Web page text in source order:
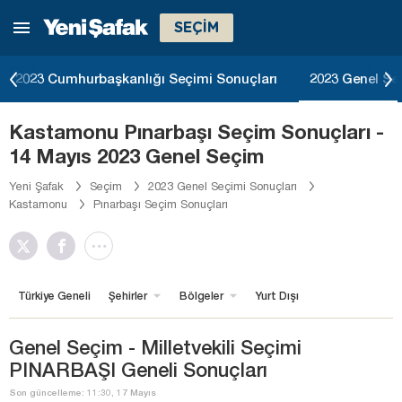
SEÇİM
2023 Cumhurbaşkanlığı Seçimi Sonuçları 2023 Genel
Kastamonu Pınarbaşı Seçim Sonuçları -
14 Mayıs 2023 Genel Seçim
Yeni Şafak Seçim
2023 Genel Seçimi Sonuçları
Kastamonu
Pınarbaşı Seçim Sonuçları
Türkiye Geneli Şehirler Bölgeler Yurt Dışı
Genel Seçim - Milletvekili Seçimi
PINARBAŞI Geneli Sonuçları
Son güncelleme: 11:30, 17 Mayıs